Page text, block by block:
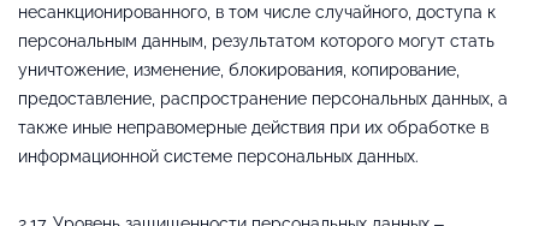
несанкционированного, в том числе случайного, доступа к
персональным данным, результатом которого могут стать
уничтожение, изменение, блокирования, копирование,
предоставление, распространение персональных данных, а
также иные неправомерные действия при их обработке в
информационной системе персональных данных.